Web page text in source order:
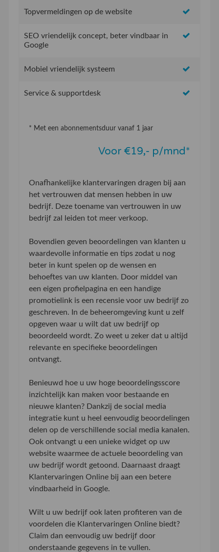
Topvermeldingen op de website
SEO vriendelijk concept, beter vindbaar in
Google
Mobiel vriendelijk systeem
Service & supportdesk
* Met een abonnementsduur vanaf 1 jaar
Voor €19,- p/mnd*
Onafhankelijke klantervaringen dragen bij aan
het vertrouwen dat mensen hebben in uw
bedrijf. Deze toename van vertrouwen in uw
bedrijf zal leiden tot meer verkoop.
Bovendien geven beoordelingen van klanten u
waardevolle informatie en tips zodat u nog
beter in kunt spelen op de wensen en
behoeftes van uw klanten. Door middel van
een eigen profielpagina en een handige
promotielink is een recensie voor uw bedrijf zo
geschreven. In de beheeromgeving kunt u zelf
opgeven waar u wilt dat uw bedrijf op
beoordeeld wordt. Zo weet u zeker dat u altijd
relevante en specifieke beoordelingen
ontvangt.
Benieuwd hoe u uw hoge beoordelingsscore
inzichtelijk kan maken voor bestaande en
nieuwe klanten? Dankzij de social media
integratie kunt u heel eenvoudig beoordelingen
delen op de verschillende social media kanalen.
Ook ontvangt u een unieke widget op uw
website waarmee de actuele beoordeling van
uw bedrijf wordt getoond. Daarnaast draagt
Klantervaringen Online bij aan een betere
vindbaarheid in Google.
Wilt u uw bedrijf ook laten profiteren van de
voordelen die Klantervaringen Online biedt?
Claim dan eenvoudig uw bedrijf door
onderstaande gegevens in te vullen.